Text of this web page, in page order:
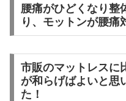
腰痛がひどくなり整
り、モットンが腰痛
市販のマットレスに
が和らげばよいと思
た！